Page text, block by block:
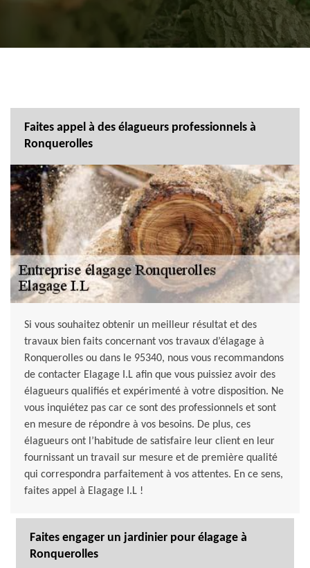
Faites appel à des élagueurs professionnels à
Ronquerolles
Si vous souhaitez obtenir un meilleur résultat et des
travaux bien faits concernant vos travaux d’élagage à
Ronquerolles ou dans le 95340, nous vous recommandons
de contacter Elagage I.L afin que vous puissiez avoir des
élagueurs qualifiés et expérimenté à votre disposition. Ne
vous inquiétez pas car ce sont des professionnels et sont
en mesure de répondre à vos besoins. De plus, ces
élagueurs ont l’habitude de satisfaire leur client en leur
fournissant un travail sur mesure et de première qualité
qui correspondra parfaitement à vos attentes. En ce sens,
faites appel à Elagage I.L !
Faites engager un jardinier pour élagage à
Ronquerolles